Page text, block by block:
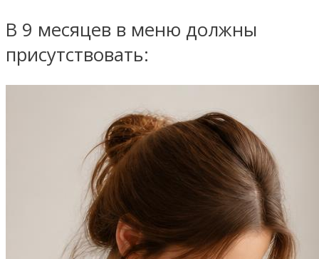
В 9 месяцев в меню должны
присутствовать: